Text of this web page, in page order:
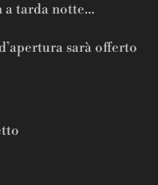
a tarda notte…
sarà offerto